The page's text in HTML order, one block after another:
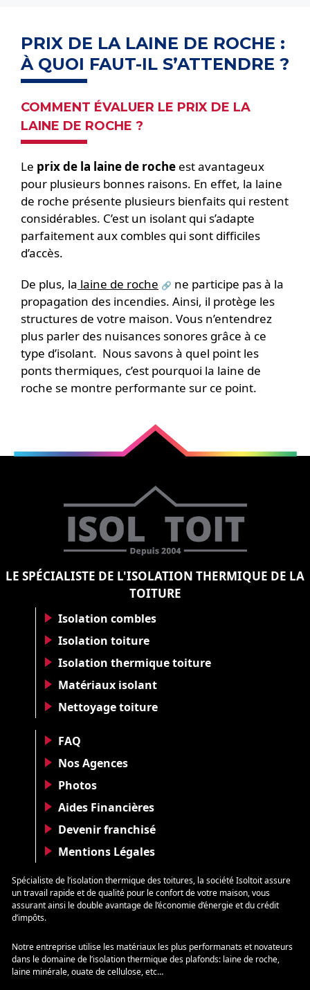
PRIX DE LA LAINE DE ROCHE :
À QUOI FAUT-IL S’ATTENDRE ?
COMMENT ÉVALUER LE PRIX DE LA
LAINE DE ROCHE ?
Le prix de la laine de roche est avantageux
pour plusieurs bonnes raisons. En effet, la laine
de roche présente plusieurs bienfaits qui restent
considérables. C’est un isolant qui s’adapte
parfaitement aux combles qui sont difficiles
d’accès.
De plus, la laine de roche
ne participe pas à la
propagation des incendies. Ainsi, il protège les
structures de votre maison. Vous n’entendrez
plus parler des nuisances sonores grâce à ce
type d’isolant. Nous savons à quel point les
ponts thermiques, c’est pourquoi la laine de
roche se montre performante sur ce point.
LE SPÉCIALISTE DE L'ISOLATION THERMIQUE DE LA
TOITURE
Isolation combles
Isolation toiture
Isolation thermique toiture
Matériaux isolant
Nettoyage toiture
FAQ
Nos Agences
Photos
Aides Financières
Devenir franchisé
Mentions Légales
Spécialiste de l’isolation thermique des toitures, la société Isoltoit assure
un travail rapide et de qualité pour le confort de votre maison, vous
assurant ainsi le double avantage de l’économie d’énergie et du crédit
d’impôts.
Notre entreprise utilise les matériaux les plus performanats et novateurs
dans le domaine de l’isolation thermique des plafonds: laine de roche,
laine minérale, ouate de cellulose, etc…